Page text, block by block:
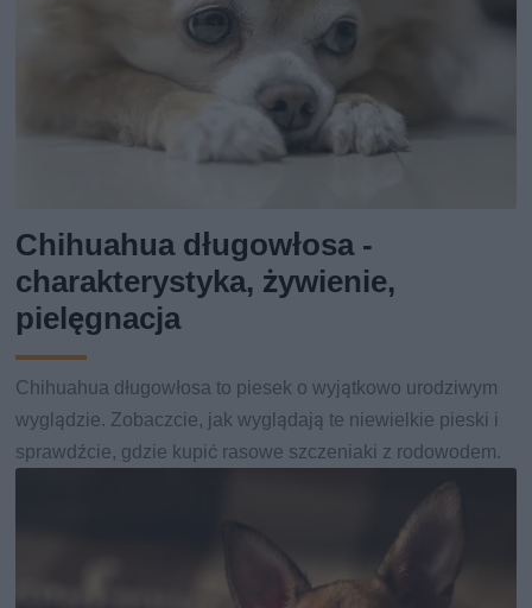
Chihuahua długowłosa -
charakterystyka, żywienie,
pielęgnacja
Chihuahua długowłosa to piesek o wyjątkowo urodziwym
wyglądzie. Zobaczcie, jak wyglądają te niewielkie pieski i
sprawdźcie, gdzie kupić rasowe szczeniaki z rodowodem.